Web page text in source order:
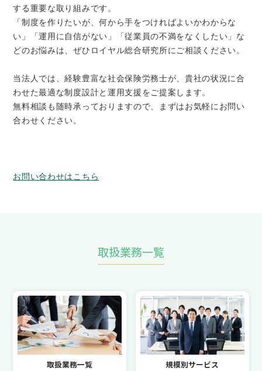
する重要な取り組みです。
「制度を作りたいが、何から手をつければよいかわからな
い」「運用に自信がない」「従業員の不満をなくしたい」な
どのお悩みは、ぜひロイヤル総合研究所にご相談ください。
当法人では、経験豊富な社会保険労務士が、貴社の状況に合
わせた最適な制度設計と運用支援をご提案します。
無料相談も随時承っておりますので、まずはお気軽にお問い
合わせください。
お問い合わせはこちら
取扱業務一覧
取扱業務一覧 規模別サービス